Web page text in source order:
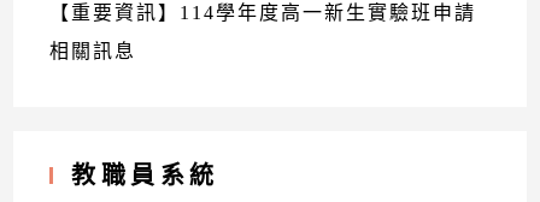
more
articles
【重要資訊】114學年度高一新生實驗班申請
相關訊息
教職員系統